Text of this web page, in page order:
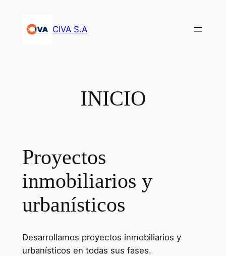
contenido
CIVA S.A
INICIO
Proyectos
inmobiliarios y
urbanísticos
Desarrollamos proyectos inmobiliarios y
urbanísticos en todas sus fases.